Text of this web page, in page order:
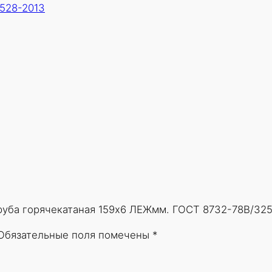
т
а
2013
горячекатаная 159х6 ЛЕЖмм. ГОСТ 8732-78В/
поля помечены *